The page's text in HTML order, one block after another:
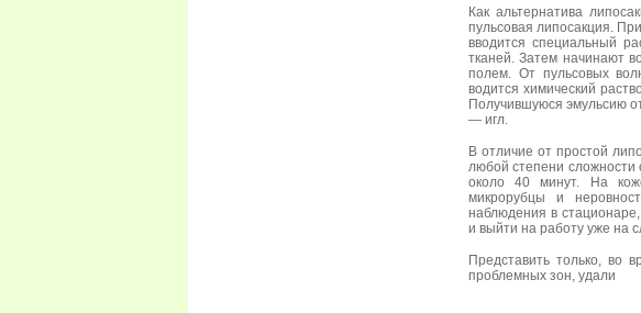
Как альтернатива
пульсовая липосакция.
вводится специальный
тканей. Затем начинают
полем. От пульсовых
водится химический
Получившуюся эмульсию
— игл.
В отличие от простой
любой степени сложности
около 40 минут. На
микрорубцы и
наблюдения в
и выйти на работу уже на
Представить только, во
проблемных зон, удали